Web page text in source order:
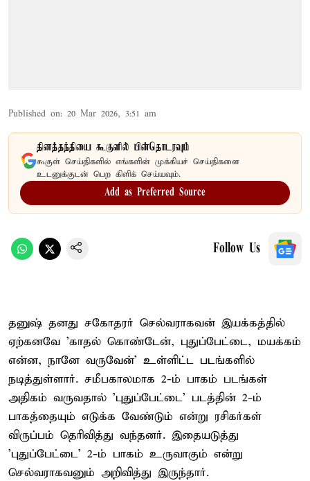
Published on: 20 Mar 2026, 3:51 am
தினத்தந்தியை கூகுளில் பின்தொடரவும்
கூகுள் செய்திகளில் எங்களின் முக்கியச் செய்திகளை
உடனுக்குடன் பெற கிளிக் செய்யவும்.
Add as Preferred Source
Follow Us
தனுஷ் தனது சகோதரர் செல்வராகவன் இயக்கத்தில்
ஏற்கனவே 'காதல் கொண்டேன், புதுப்பேட்டை, மயக்கம்
என்ன, நானே வருவேன்' உள்ளிட்ட படங்களில்
நடித்துள்ளார். சமீபகாலமாக 2-ம் பாகம் படங்கள்
அதிகம் வருவதால் 'புதுப்பேட்டை' படத்தின் 2-ம்
பாகத்தையும் எடுக்க வேண்டும் என்று ரசிகர்கள்
விருப்பம் தெரிவித்து வந்தனர். இதையடுத்து
'புதுப்பேட்டை' 2-ம் பாகம் உருவாகும் என்று
செல்வராகவனும் அறிவித்து இருந்தார்.